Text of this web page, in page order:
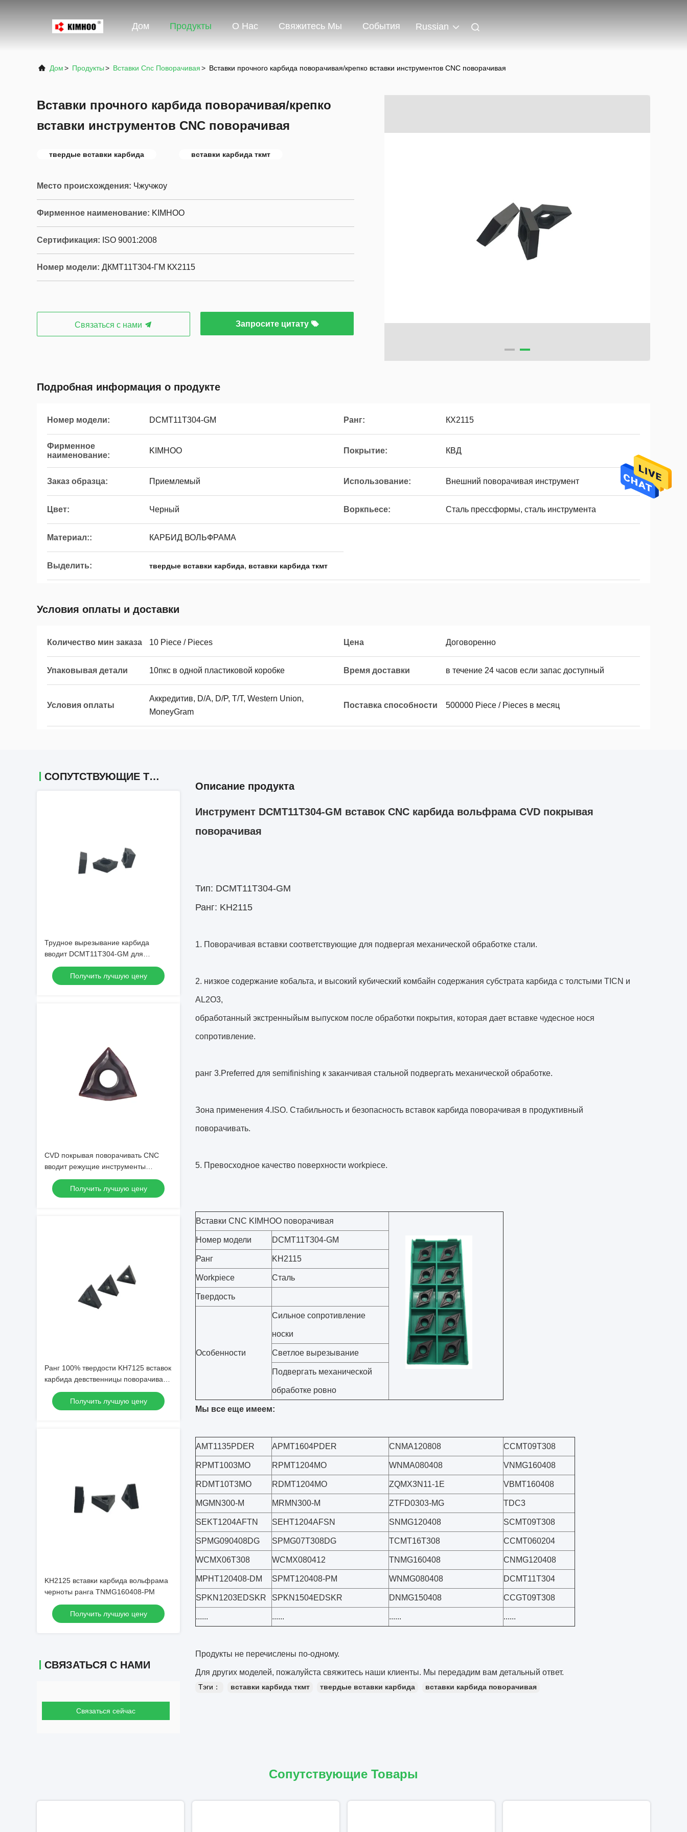
Дом Продукты О Нас Свяжитесь Мы События Russian
Дом> Продукты> Вставки Cnc Поворачивая> Вставки прочного карбида поворачивая/крепко вставки инструментов CNC поворачивая
Вставки прочного карбида поворачивая/крепко
вставки инструментов CNC поворачивая
твердые вставки карбида вставки карбида ткмт
Место происхождения: Чжучжоу
Фирменное наименование: KIMHOO
Сертификация: ISO 9001:2008
Номер модели: ДКМТ11Т304-ГМ КХ2115
Связаться с нами Запросите цитату
Подробная информация о продукте
Номер модели: DCMT11T304-GM Ранг: КХ2115
Фирменное
наименование:
KIMHOO Покрытие: КВД
Заказ образца: Приемлемый Использование: Внешний поворачивая инструмент
Цвет: Черный Воркпьесе: Сталь прессформы, сталь инструмента
Материал:: КАРБИД ВОЛЬФРАМА
Выделить: твердые вставки карбида, вставки карбида ткмт
Условия оплаты и доставки
Количество мин заказа 10 Piece / Pieces Цена Договоренно
Упаковывая детали 10пкс в одной пластиковой коробке Время доставки в течение 24 часов если запас доступный
Условия оплаты
Аккредитив, D/A, D/P, T/T, Western Union,
MoneyGram
Поставка способности 500000 Piece / Pieces в месяц
СОПУТСТВУЮЩИЕ ТОВАРЫ
Трудное вырезывание карбида
вводит DCMT11T304-GM для
подвергая механической обработке
стали
Получить лучшую цену
CVD покрывая поворачивать CNC
вводит режущие инструменты
карбида вольфрама
Получить лучшую цену
Ранг 100% твердости KH7125 вставок
карбида девственницы поворачивая
высокая
Получить лучшую цену
KH2125 вставки карбида вольфрама
черноты ранга TNMG160408-PM
Получить лучшую цену
СВЯЗАТЬСЯ С НАМИ
Связаться сейчас
Описание продукта
Инструмент DCMT11T304-GM вставок CNC карбида вольфрама CVD покрывая
поворачивая
Тип: DCMT11T304-GM
Ранг: KH2115
1. Поворачивая вставки соответствующие для подвергая механической обработке стали.
2. низкое содержание кобальта, и высокий кубический комбайн содержания субстрата карбида с толстыми TICN и
AL2O3,
обработанный экстренныйым выпуском после обработки покрытия, которая дает вставке чудесное нося
сопротивление.
ранг 3.Preferred для semifinishing к заканчивая стальной подвергать механической обработке.
Зона применения 4.ISO. Стабильность и безопасность вставок карбида поворачивая в продуктивный
поворачивать.
5. Превосходное качество поверхности workpiece.
Вставки CNC KIMHOO поворачивая
Номер модели DCMT11T304-GM
Ранг KH2115
Workpiece Сталь
Твердость
Особенности
Сильное сопротивление
носки
Светлое вырезывание
Подвергать механической
обработке ровно
Мы все еще имеем:
AMT1135PDER APMT1604PDER CNMA120808 CCMT09T308
RPMT1003MO RPMT1204MO WNMA080408 VNMG160408
RDMT10T3MO RDMT1204MO ZQMX3N11-1E VBMT160408
MGMN300-M MRMN300-M ZTFD0303-MG TDC3
SEKT1204AFTN SEHT1204AFSN SNMG120408 SCMT09T308
SPMG090408DG SPMG07T308DG TCMT16T308 CCMT060204
WCMX06T308 WCMX080412 TNMG160408 CNMG120408
MPHT120408-DM SPMT120408-PM WNMG080408 DCMT11T304
SPKN1203EDSKR SPKN1504EDSKR DNMG150408 CCGT09T308
...... ...... ...... ......
Продукты не перечислены по-одному.
Для других моделей, пожалуйста свяжитесь наши клиенты. Мы передадим вам детальный ответ.
Тэги： вставки карбида ткмт твердые вставки карбида вставки карбида поворачивая
Сопутствующие Товары